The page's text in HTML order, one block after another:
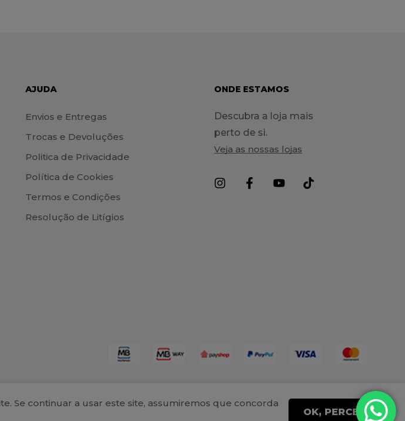
AJUDA
Envios e Entregas
Trocas e Devoluções
Politica de Privacidade
Política de Cookies
Termos e Condições
Resolução de Litígios
ONDE ESTAMOS
Descubra a loja mais
perto de si.
Veja as nossas lojas
Se continuar a usar este site, assumiremos que concorda
OK, PERCEBI!